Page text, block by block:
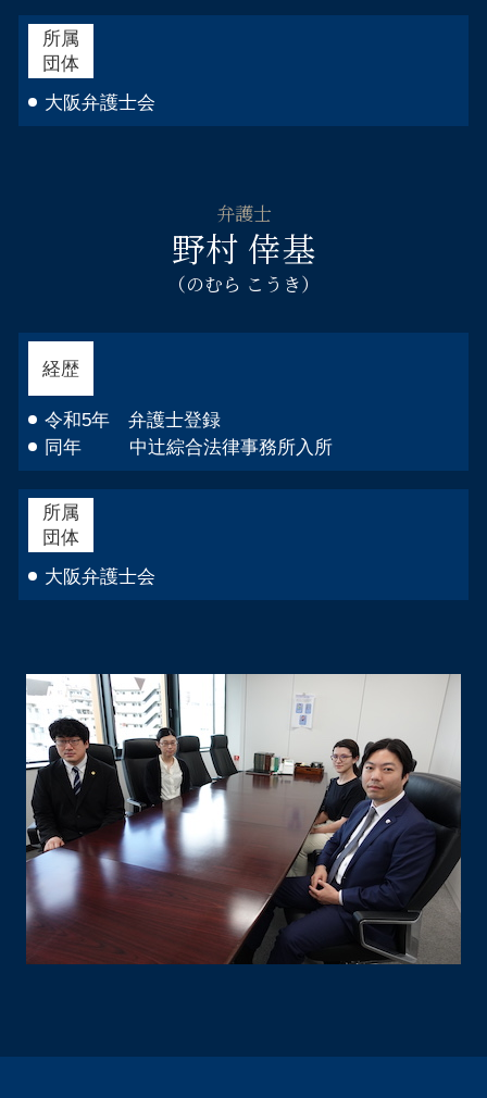
所属
団体
大阪弁護士会
弁護士
野村 倖基
（のむら こうき）
経歴
令和5年 弁護士登録
同年 中辻綜合法律事務所入所
所属
団体
大阪弁護士会